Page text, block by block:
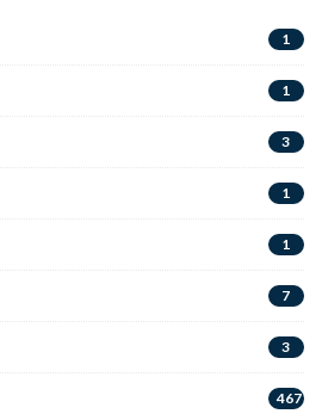
1
1
3
1
1
7
3
4679